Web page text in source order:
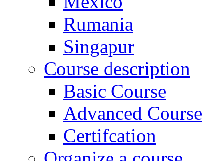
Rumania
Singapur
Course description
Basic Course
Advanced Course
Certifcation